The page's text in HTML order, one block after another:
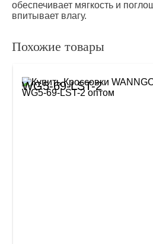
обеспечивает мягкость и
впитывает влагу.
Похожие товары
WG5-69-LST-2